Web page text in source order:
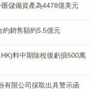
儲備資產為4478億美元
約銷售額約5.5億元
料中期除稅後虧損500萬
有限公司採取出具警示函